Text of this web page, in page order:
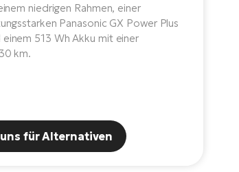
niedrigen Rahmen, einer
Panasonic GX Power Plus
513 Wh Akku mit einer
km.
für Alternativen